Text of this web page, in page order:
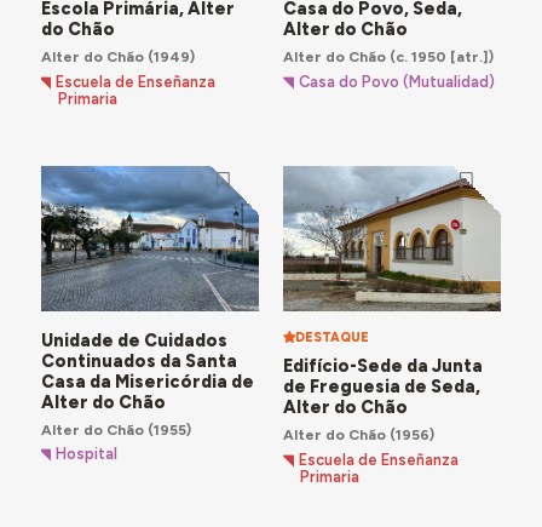
Cunheira.
Escola Primária, Alter
do Chão
Alter do Chão(1949)
Escuela de Enseñanza
Primaria
Casa do Povo, Seda,
Alter do Chão
Alter do Chão(c. 1950 [atr.])
Casa do Povo (Mutualidad)
Unidade de Cuidados
Continuados da Santa
Casa da Misericórdia de
Alter do Chão
Alter do Chão(1955)
Hospital
DESTAQUE
Edifício-Sede da Junta
de Freguesia de Seda,
Alter do Chão
Alter do Chão(1956)
Escuela de Enseñanza
Primaria